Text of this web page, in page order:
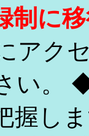
制に
アク
い。
握し